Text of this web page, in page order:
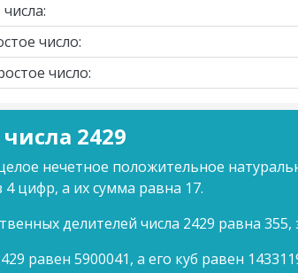
число:
число:
2429
нечетное положительное
4 цифр, а их сумма равна 17.
делителей числа 2429 равна
равен 5900041, а его куб равен